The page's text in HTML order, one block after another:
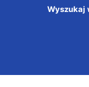
Wyszukaj